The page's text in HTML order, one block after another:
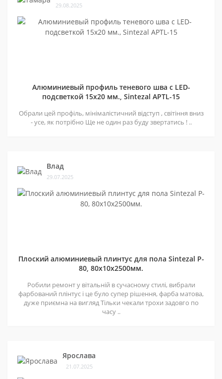
29.08.2025
Алюминиевый профиль теневого шва c LED-
подсветкой 15х20 мм., Sintezal APTL-15
Обрали цей профіль, мінімалістичний відступ , світіння вниз
- усе, як потрібно Ще не один раз буду звертатись ! ..
Влад
29.07.2025
Плоский алюминиевый плинтус для пола Sintezal P-
80, 80х10х2500мм.
Робили ремонт у вітальній в сучасному стилі, вибрали
фарбований плінтус і це було супер рішення, фарба матова,
дуже приємна на вигляд Тільки чекали трохи задовго по
часу ..
Ярослава
21.07.2025